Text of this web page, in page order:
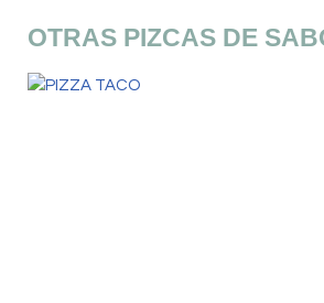
OTRAS PIZCAS DE